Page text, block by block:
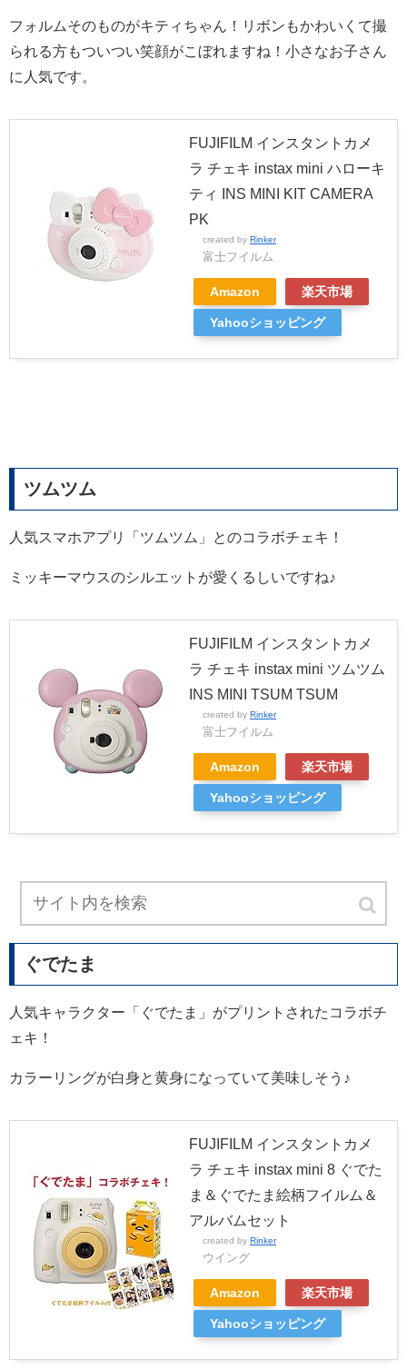
フォルムそのものがキティちゃん！リボンもかわいくて撮
られる方もついつい笑顔がこぼれますね！小さなお子さん
に人気です。
FUJIFILM インスタントカメ
ラ チェキ instax mini ハローキ
ティ INS MINI KIT CAMERA
PK
created by Rinker
富士フイルム
Amazon 楽天市場
Yahooショッピング
ツムツム
人気スマホアプリ「ツムツム」とのコラボチェキ！
ミッキーマウスのシルエットが愛くるしいですね♪
FUJIFILM インスタントカメ
ラ チェキ instax mini ツムツム
INS MINI TSUM TSUM
created by Rinker
富士フイルム
Amazon 楽天市場
Yahooショッピング
ぐでたま
人気キャラクター「ぐでたま」がプリントされたコラボチ
ェキ！
カラーリングが白身と黄身になっていて美味しそう♪
FUJIFILM インスタントカメ
ラ チェキ instax mini 8 ぐでた
ま＆ぐでたま絵柄フイルム＆
アルバムセット
created by Rinker
ウイング
Amazon 楽天市場
Yahooショッピング